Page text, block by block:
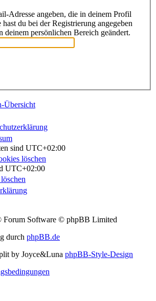
Adresse angeben, die in deinem Profil
du bei der Registrierung angegeben
deinem persönlichen Bereich geändert.
Übersicht
sind UTC+02:00
löschen
UTC+02:00
Forum Software © phpBB Limited
durch phpBB.de
by Joyce&Luna phpBB-Style-Design